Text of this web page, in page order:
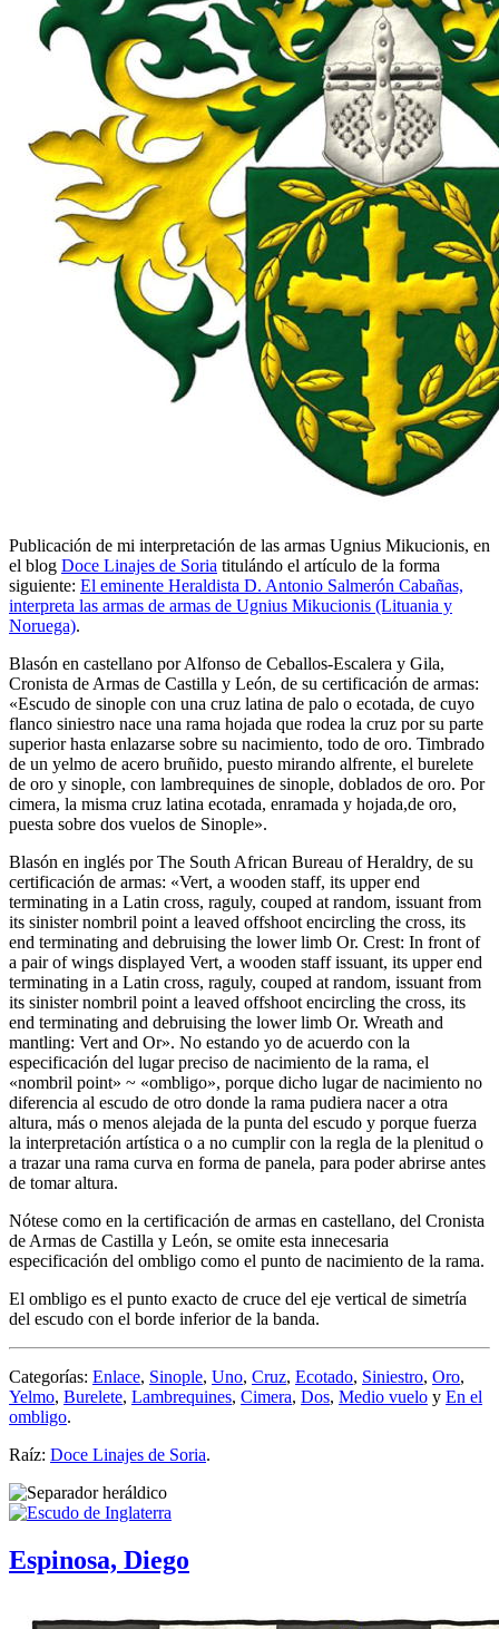
Publicación de mi interpretación de las armas Ugnius Mikucionis, en
el blog Doce Linajes de Soria titulándo el artículo de la forma
siguiente: El eminente Heraldista D. Antonio Salmerón Cabañas,
interpreta las armas de armas de Ugnius Mikucionis (Lituania y
Noruega).
Blasón en castellano por Alfonso de Ceballos-Escalera y Gila,
Cronista de Armas de Castilla y León, de su certificación de armas:
«Escudo de sinople con una cruz latina de palo o ecotada, de cuyo
flanco siniestro nace una rama hojada que rodea la cruz por su parte
superior hasta enlazarse sobre su nacimiento, todo de oro. Timbrado
de un yelmo de acero bruñido, puesto mirando alfrente, el burelete
de oro y sinople, con lambrequines de sinople, doblados de oro. Por
cimera, la misma cruz latina ecotada, enramada y hojada,de oro,
puesta sobre dos vuelos de Sinople».
Blasón en inglés por The South African Bureau of Heraldry, de su
certificación de armas: «Vert, a wooden staff, its upper end
terminating in a Latin cross, raguly, couped at random, issuant from
its sinister nombril point a leaved offshoot encircling the cross, its
end terminating and debruising the lower limb Or. Crest: In front of
a pair of wings displayed Vert, a wooden staff issuant, its upper end
terminating in a Latin cross, raguly, couped at random, issuant from
its sinister nombril point a leaved offshoot encircling the cross, its
end terminating and debruising the lower limb Or. Wreath and
mantling: Vert and Or». No estando yo de acuerdo con la
especificación del lugar preciso de nacimiento de la rama, el
«nombril point» ~ «ombligo», porque dicho lugar de nacimiento no
diferencia al escudo de otro donde la rama pudiera nacer a otra
altura, más o menos alejada de la punta del escudo y porque fuerza
la interpretación artística o a no cumplir con la regla de la plenitud o
a trazar una rama curva en forma de panela, para poder abrirse antes
de tomar altura.
Nótese como en la certificación de armas en castellano, del Cronista
de Armas de Castilla y León, se omite esta innecesaria
especificación del ombligo como el punto de nacimiento de la rama.
El ombligo es el punto exacto de cruce del eje vertical de simetría
del escudo con el borde inferior de la banda.
Categorías: Enlace, Sinople, Uno, Cruz, Ecotado, Siniestro, Oro,
Yelmo, Burelete, Lambrequines, Cimera, Dos, Medio vuelo y En el
ombligo.
Raíz: Doce Linajes de Soria.
Espinosa, Diego